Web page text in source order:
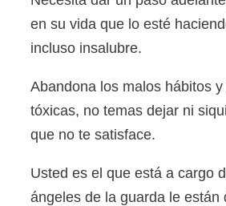
en su vida que lo esté
incluso insalubre.
Abandona los malos hábitos
tóxicas, no temas dejar ni
que no te satisface.
Usted es el que está a cargo
ángeles de la guarda le están